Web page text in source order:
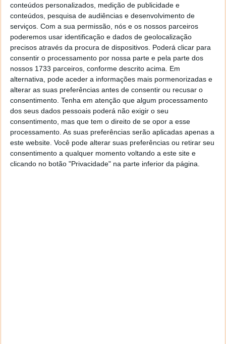
conteúdos personalizados, medição de publicidade e
conteúdos, pesquisa de audiências e desenvolvimento de
serviços. Com a sua permissão, nós e os nossos parceiros
poderemos usar identificação e dados de geolocalização
precisos através da procura de dispositivos. Poderá clicar para
consentir o processamento por nossa parte e pela parte dos
nossos 1733 parceiros, conforme descrito acima. Em
alternativa, pode aceder a informações mais pormenorizadas e
alterar as suas preferências antes de consentir ou recusar o
consentimento. Tenha em atenção que algum processamento
dos seus dados pessoais poderá não exigir o seu
consentimento, mas que tem o direito de se opor a esse
processamento. As suas preferências serão aplicadas apenas a
este website. Você pode alterar suas preferências ou retirar seu
consentimento a qualquer momento voltando a este site e
clicando no botão "Privacidade" na parte inferior da página.
Leia também: